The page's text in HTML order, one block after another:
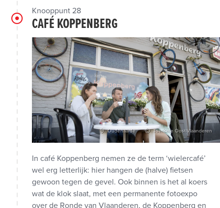
Knooppunt 28
CAFÉ KOPPENBERG
Oudenaarde Toerisme Oost-Vlaanderen
In café Koppenberg nemen ze de term ‘wielercafé’
wel erg letterlijk: hier hangen de (halve) fietsen
gewoon tegen de gevel. Ook binnen is het al koers
wat de klok slaat, met een permanente fotoexpo
over de Ronde van Vlaanderen, de Koppenberg en